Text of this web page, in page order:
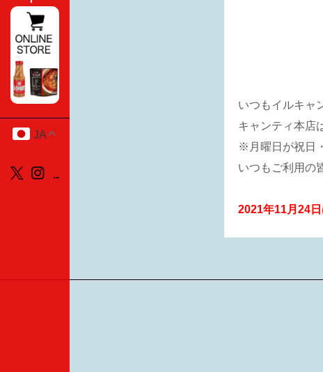
JA
いつもイルキャ
キャンティ本店
※月曜日が祝日
いつもご利用の
2021年11月24